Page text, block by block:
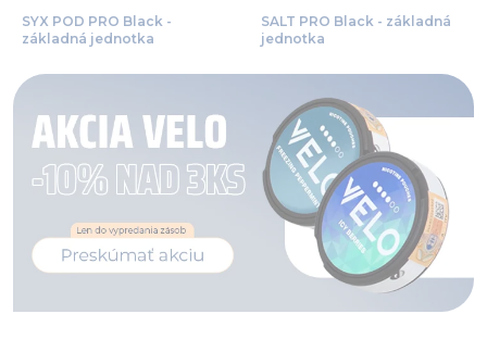
SYX POD PRO Black -
základná jednotka
SALT PRO Black - základná
jednotka